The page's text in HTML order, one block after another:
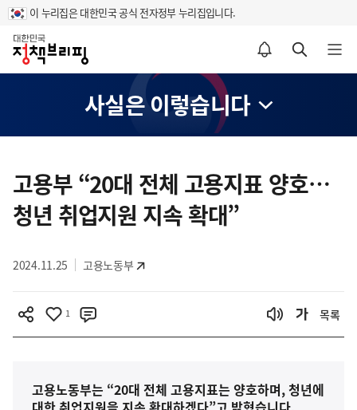
이 누리집은 대한민국 공식 전자정부 누리집입니다.
홈
알림설정 바로가기 검색 바로가기 메뉴 열기
사실은 이렇습니다
텐
츠
영
고용부 “20대 전체 고용지표 양호…
청년 취업지원 지속 확대”
2024.11.25 고용노동부
1 목록
고용노동부는 “20대 전체 고용지표는 양호하며, 청년에